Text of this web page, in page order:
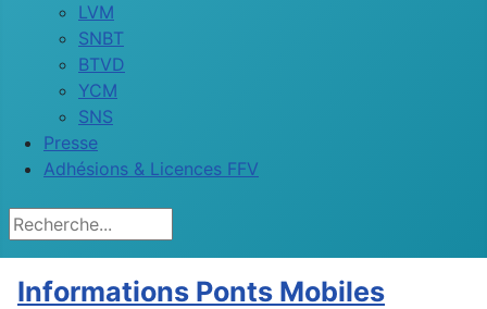
LVM
SNBT
BTVD
YCM
SNS
Presse
Adhésions & Licences FFV
Rechercher
Informations Ponts Mobiles